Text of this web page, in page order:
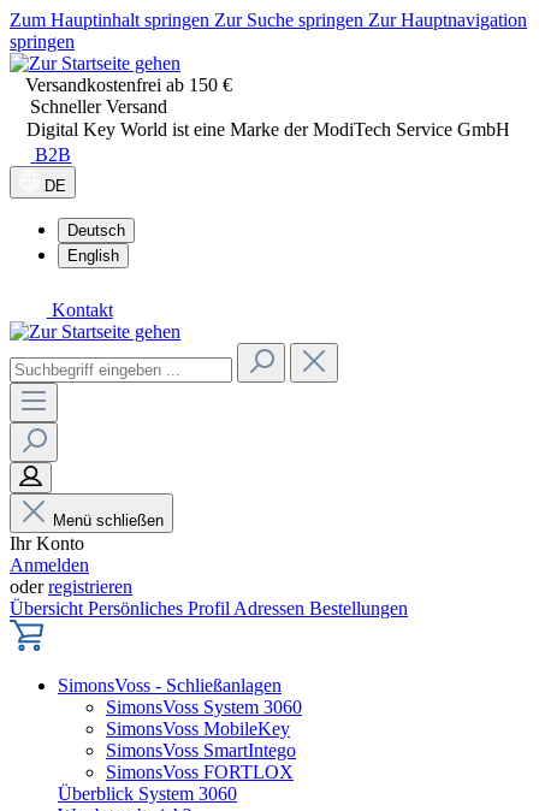
Zum Hauptinhalt springen Zur Suche springen Zur Hauptnavigation
springen
Versandkostenfrei ab 150 €
Schneller Versand
Digital Key World ist eine Marke der ModiTech Service GmbH
B2B
DE
Deutsch
English
Kontakt
Menü schließen
Ihr Konto
Anmelden
oderregistrieren
Übersicht Persönliches Profil Adressen Bestellungen
SimonsVoss - Schließanlagen
SimonsVoss System 3060
SimonsVoss MobileKey
SimonsVoss SmartIntego
SimonsVoss FORTLOX
Überblick System 3060